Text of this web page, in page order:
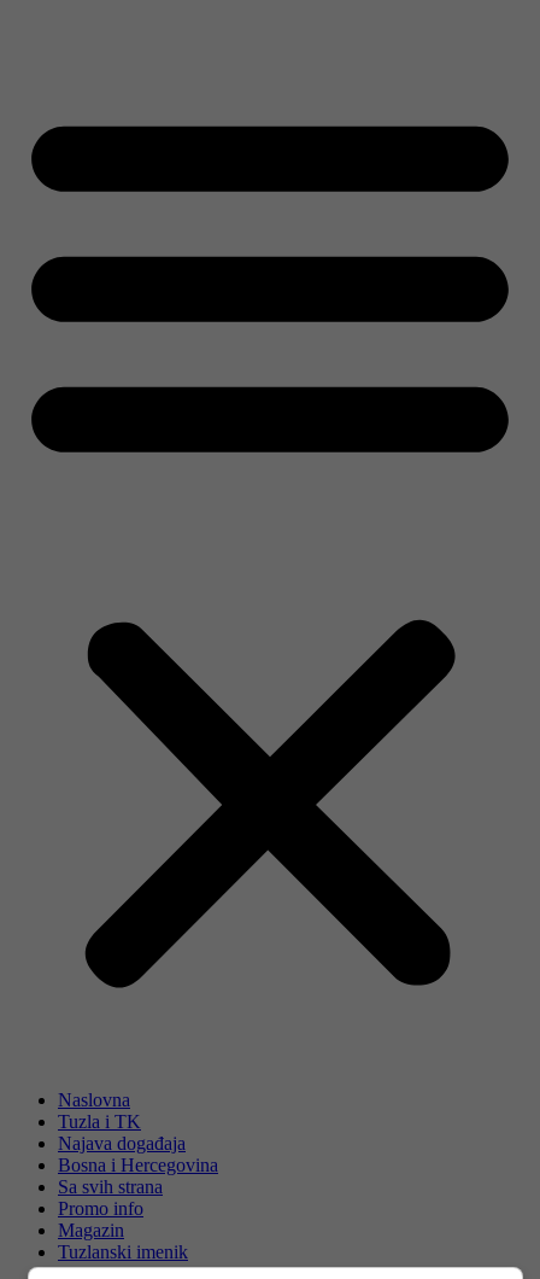
Naslovna
Tuzla i TK
Najava događaja
Bosna i Hercegovina
Sa svih strana
Promo info
Magazin
Tuzlanski imenik
Berza rada